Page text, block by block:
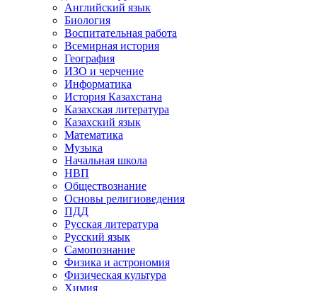
Английский язык
Биология
Воспитательная работа
Всемирная история
География
ИЗО и черчение
Информатика
История Казахстана
Казахская литература
Казахский язык
Математика
Музыка
Начальная школа
НВП
Обществознание
Основы религиоведения
ПДД
Русская литература
Русский язык
Самопознание
Физика и астрономия
Физическая культура
Химия